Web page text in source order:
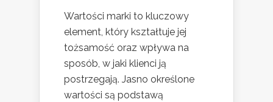
Wartości marki to kluczowy
element, który kształtuje jej
tożsamość oraz wpływa na
sposób, w jaki klienci ją
postrzegają. Jasno określone
wartości są podstawą